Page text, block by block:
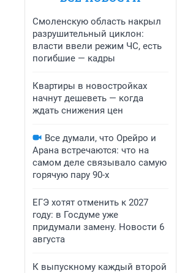
Смоленскую область накрыл
разрушительный циклон:
власти ввели режим ЧС, есть
погибшие — кадры
Квартиры в новостройках
начнут дешеветь — когда
ждать снижения цен
Все думали, что Орейро и
Арана встречаются: что на
самом деле связывало самую
горячую пару 90-х
ЕГЭ хотят отменить к 2027
году: в Госдуме уже
придумали замену. Новости 6
августа
К выпускному каждый второй